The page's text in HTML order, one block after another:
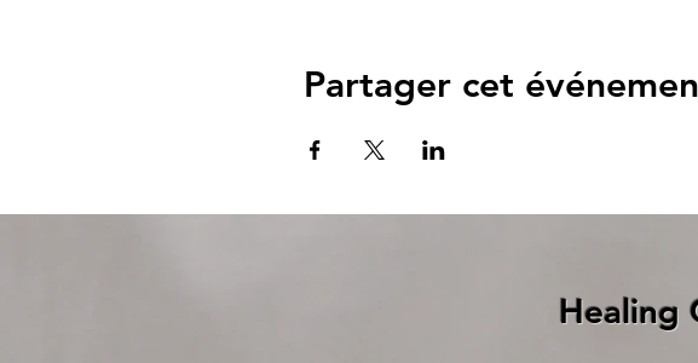
Partager cet
Healing